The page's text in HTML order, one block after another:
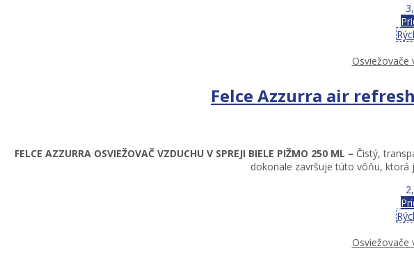
Osviežovače
Felce Azzurra air
FELCE AZZURRA OSVIEŽOVAČ VZDUCHU V SPREJI BIELE PIŽMO 250 ML – Čistý,
dokonale završuje túto vôňu,
Osviežovače